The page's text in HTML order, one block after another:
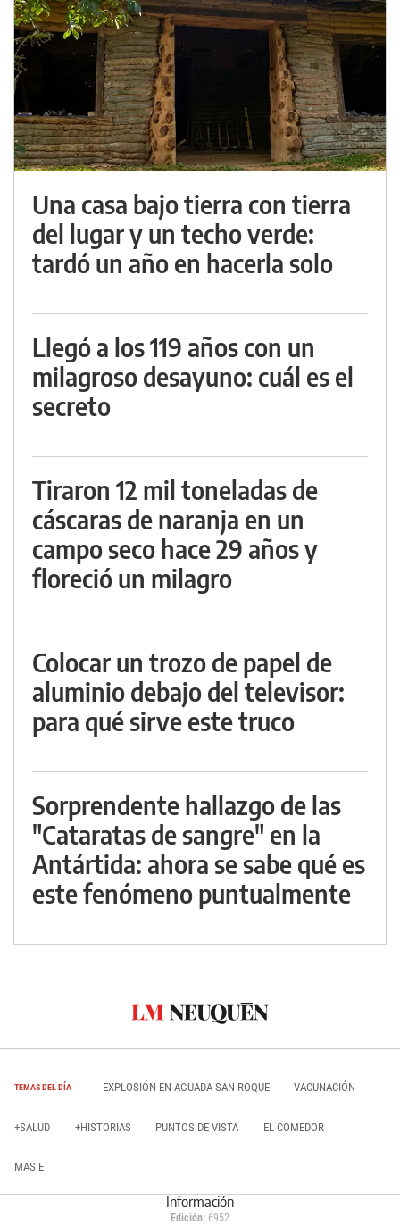
Una casa bajo tierra con tierra
del lugar y un techo verde:
tardó un año en hacerla solo
Llegó a los 119 años con un
milagroso desayuno: cuál es el
secreto
Tiraron 12 mil toneladas de
cáscaras de naranja en un
campo seco hace 29 años y
floreció un milagro
Colocar un trozo de papel de
aluminio debajo del televisor:
para qué sirve este truco
Sorprendente hallazgo de las
"Cataratas de sangre" en la
Antártida: ahora se sabe qué es
este fenómeno puntualmente
TEMAS DEL DÍA EXPLOSIÓN EN AGUADA SAN ROQUE VACUNACIÓN
+SALUD +HISTORIAS PUNTOS DE VISTA EL COMEDOR
MAS E
Información
Edición: 6952